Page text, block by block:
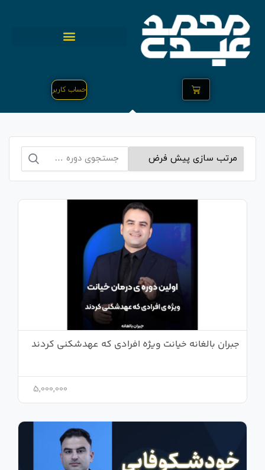
حساب کاربر
جبران بالغانه خیانت ویژه افرادی که عهدشکنی کردند
5,000,000